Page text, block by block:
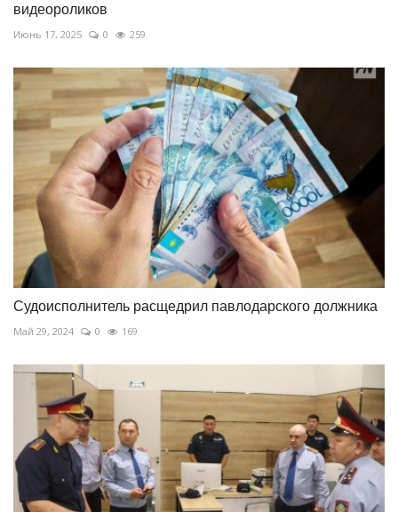
видеороликов
Июнь 17, 2025 0 259
Судоисполнитель расщедрил павлодарского должника
Май 29, 2024 0 169